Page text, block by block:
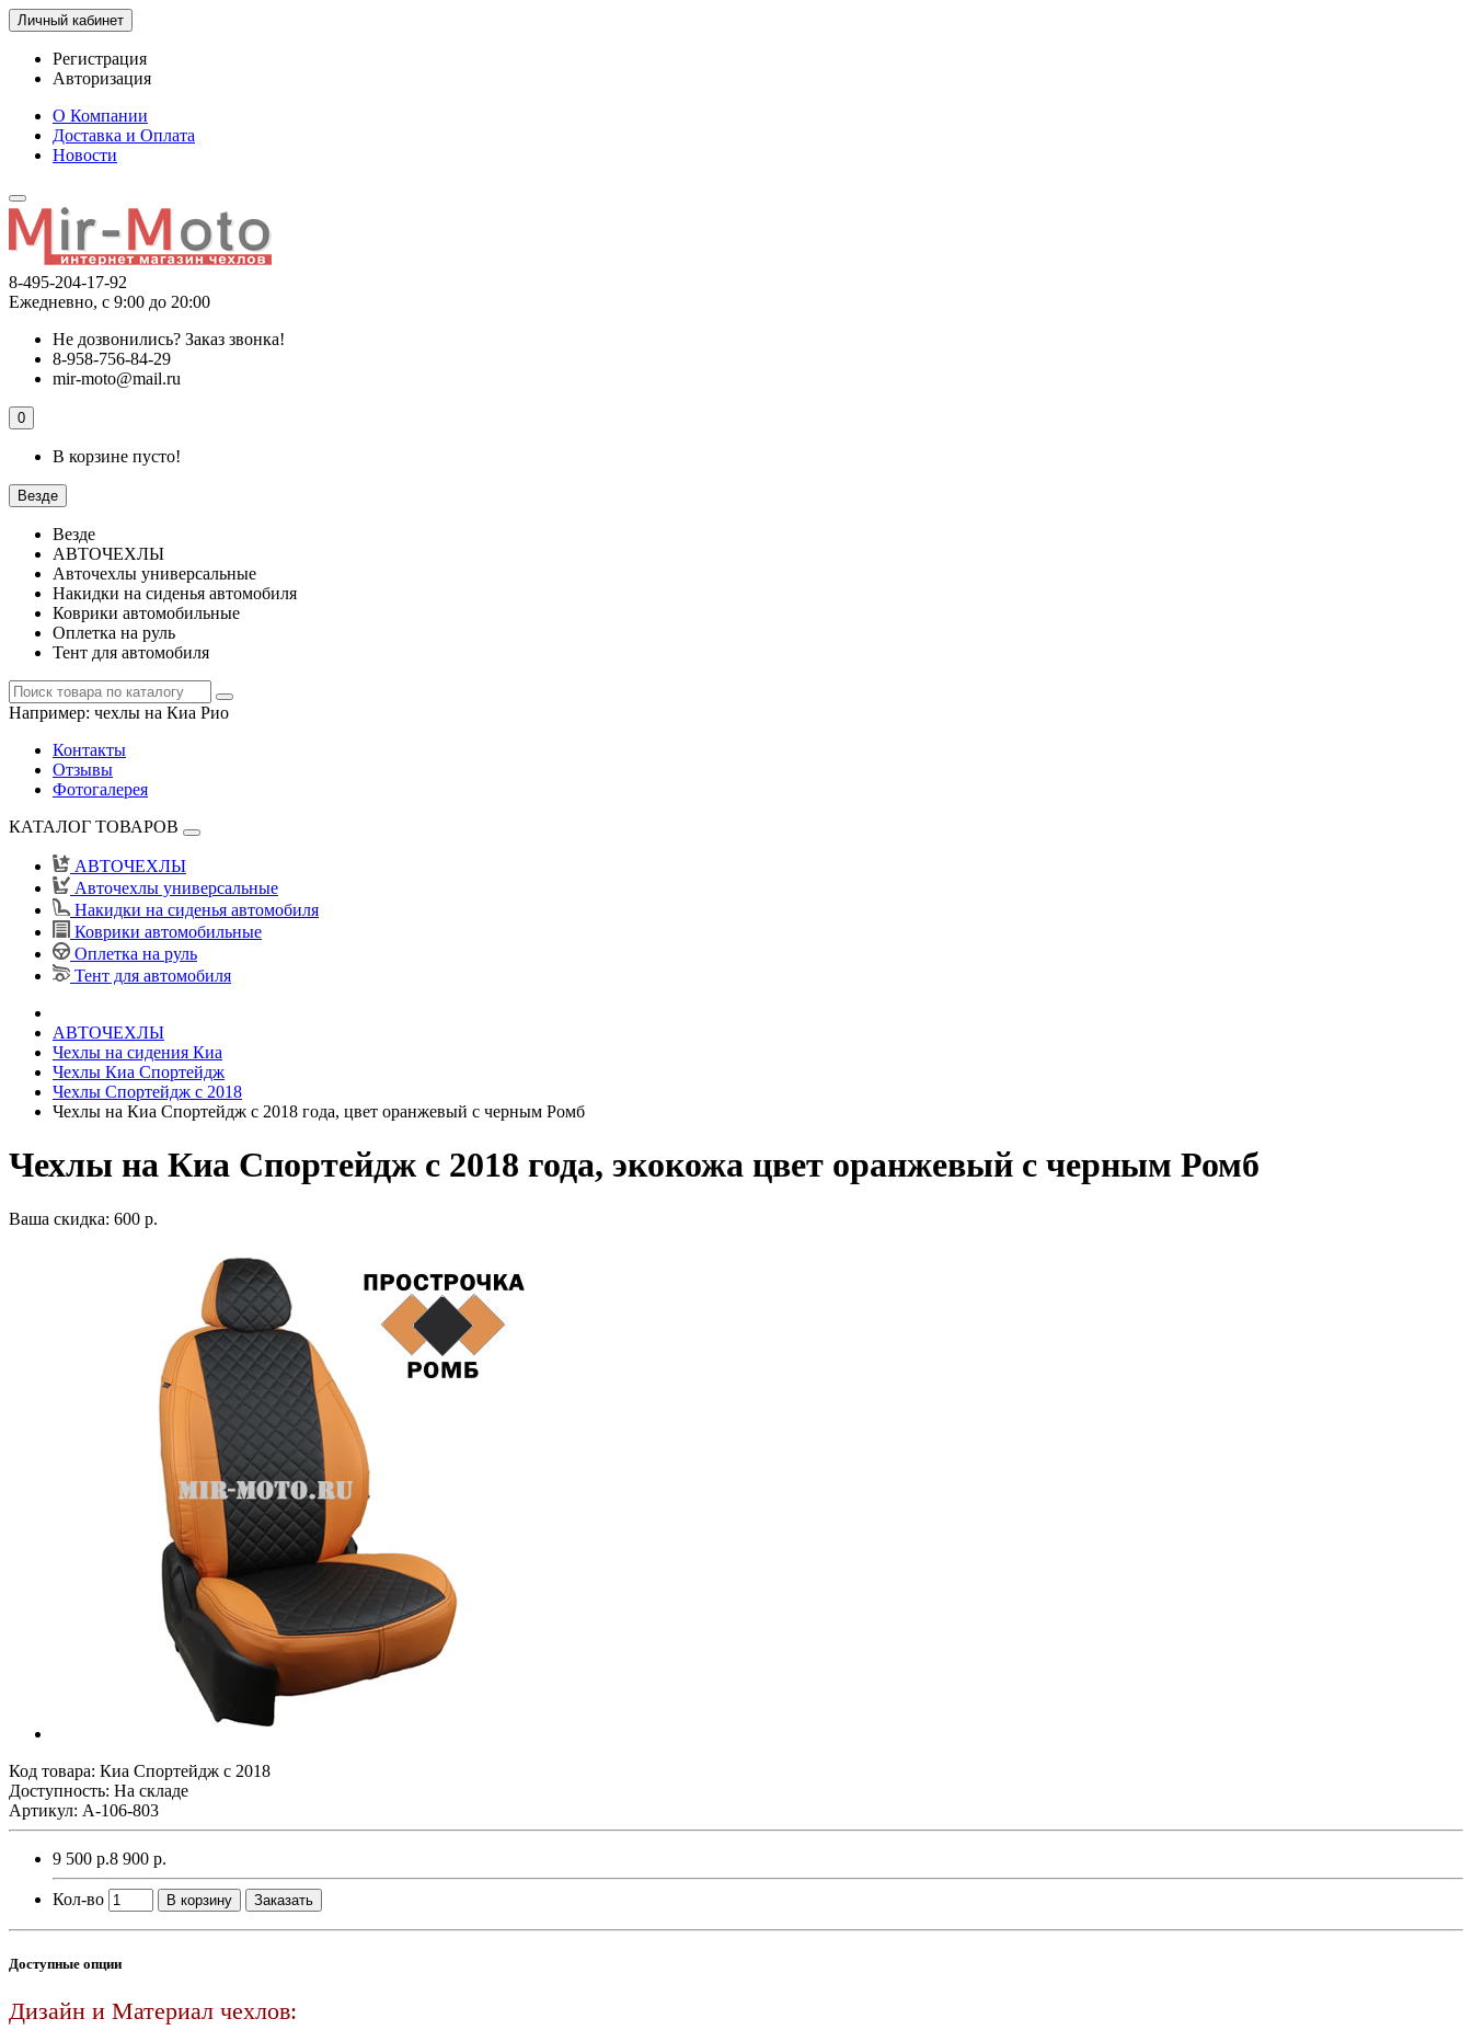
Личный кабинет
Регистрация
Авторизация
О Компании
Доставка и Оплата
Новости
8-495-204-17-92
Ежедневно, с 9:00 до 20:00
Не дозвонились? Заказ звонка!
8-958-756-84-29
mir-moto@mail.ru
0
В корзине пусто!
Везде
Везде
АВТОЧЕХЛЫ
Авточехлы универсальные
Накидки на сиденья автомобиля
Коврики автомобильные
Оплетка на руль
Тент для автомобиля
Например: чехлы на Киа Рио
Контакты
Отзывы
Фотогалерея
КАТАЛОГ ТОВАРОВ
АВТОЧЕХЛЫ
Авточехлы универсальные
Накидки на сиденья автомобиля
Коврики автомобильные
Оплетка на руль
Тент для автомобиля
АВТОЧЕХЛЫ
Чехлы на сидения Киа
Чехлы Киа Спортейдж
Чехлы Спортейдж с 2018
Чехлы на Киа Спортейдж с 2018 года, цвет оранжевый с черным Ромб
Чехлы на Киа Спортейдж с 2018 года, экокожа цвет оранжевый с черным Ромб
Ваша скидка: 600 р.
Код товара: Киа Спортейдж с 2018
Доступность: На складе
Артикул: A-106-803
9 500 р.8 900 р.
Кол-во В корзину Заказать
Доступные опции
Дизайн и Материал чехлов: